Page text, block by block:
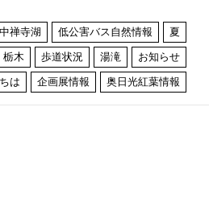
中禅寺湖 低公害バス自然情報 夏
栃木 歩道状況 湯滝 お知らせ
は 企画展情報 奥日光紅葉情報